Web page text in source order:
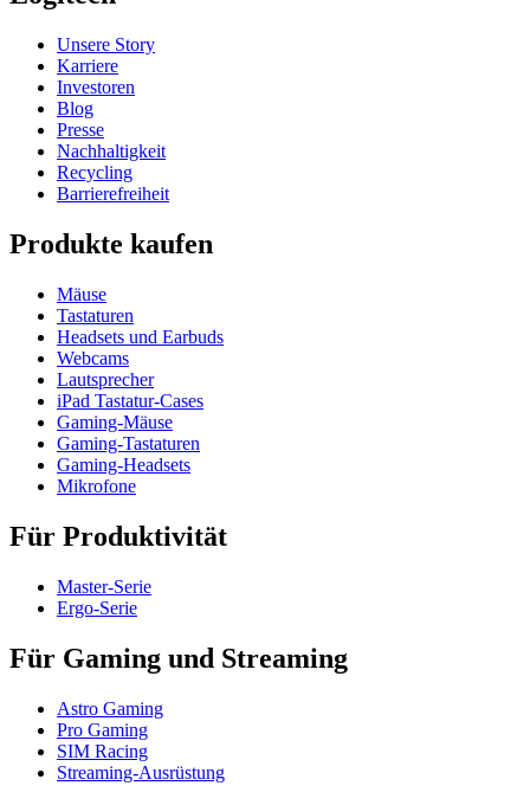
Unsere Story
Karriere
Investoren
Blog
Presse
Nachhaltigkeit
Recycling
Barrierefreiheit
Produkte kaufen
Mäuse
Tastaturen
Headsets und Earbuds
Webcams
Lautsprecher
iPad Tastatur-Cases
Gaming-Mäuse
Gaming-Tastaturen
Gaming-Headsets
Mikrofone
Für Produktivität
Master-Serie
Ergo-Serie
Für Gaming und Streaming
Astro Gaming
Pro Gaming
SIM Racing
Streaming-Ausrüstung